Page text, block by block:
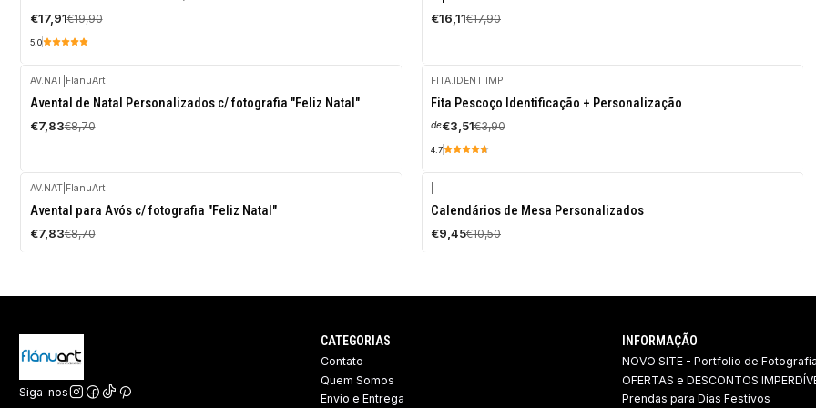
€17,91€19,90
5.0
€16,11€17,90
-10%
DESCONTO
AV.NAT| FlanuArt
Avental de Natal Personalizados c/ fotografia "Feliz Natal"
€7,83€8,70
-10%
DESCONTO
FITA.IDENT.IMP
Fita Pescoço Identificação + Personalização
de€3,51€3,90
4.7
-10%
DESCONTO
AV.NAT| FlanuArt
Avental para Avós c/ fotografia "Feliz Natal"
€7,83€8,70
-10%
DESCONTO
Calendários de Mesa Personalizados
€9,45€10,50
Siga-nos
CATEGORIAS
Contato
Quem Somos
Envio e Entrega
INFORMAÇÃO
NOVO SITE - Portfolio de Fotografia
OFERTAS e DESCONTOS
Prendas para Dias Festivos